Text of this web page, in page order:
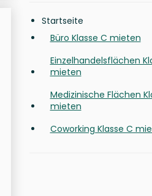
Startseite
Büro Klasse C mieten
Einzelhandelsflächen
mieten
Medizinische Flächen
mieten
Coworking Klasse C